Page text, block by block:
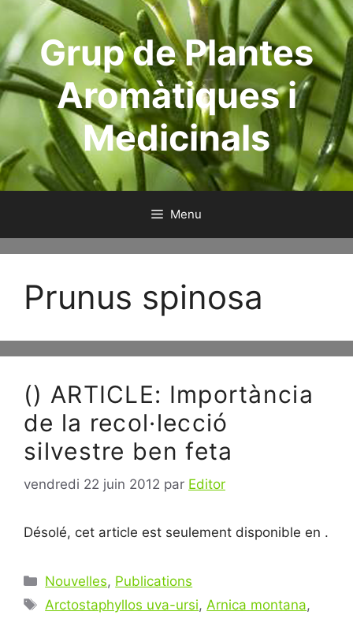
contenuGrup de Plantes
Aromàtiques i
Medicinals
Menu
Prunus spinosa
() ARTICLE: Importància
de la recol·lecció
silvestre ben feta
vendredi 22 juin 2012 par Editor
Désolé, cet article est seulement disponible en .
Catégories
Nouvelles, Publications
Étiquettes
Arctostaphyllos uva-ursi, Arnica montana,